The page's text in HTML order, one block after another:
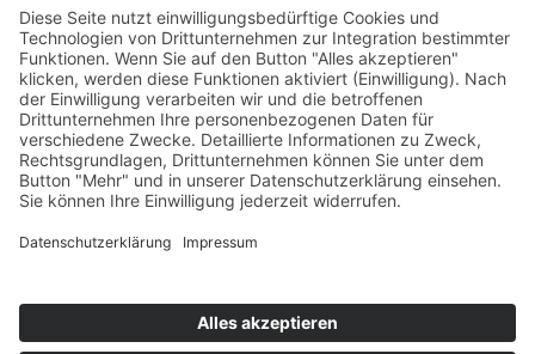
JA, ICH WILL AUF DIE
WARTELISTE.>>
Datenschutzerklärung